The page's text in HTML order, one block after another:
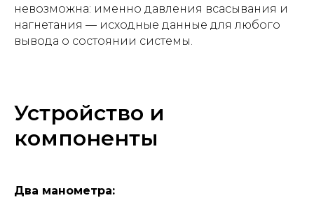
невозможна: именно давления всасывания и
нагнетания — исходные данные для любого
вывода о состоянии системы.
Устройство и
компоненты
Два манометра: